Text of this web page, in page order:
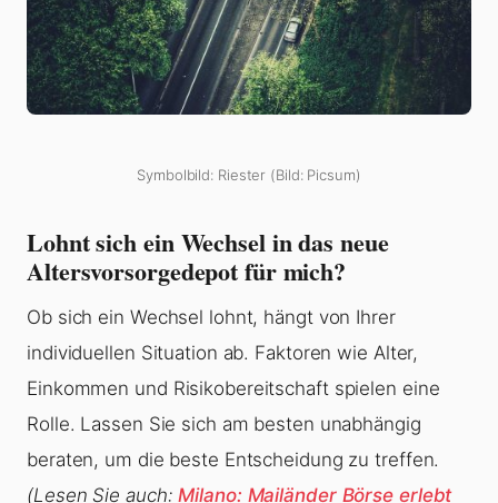
Symbolbild: Riester (Bild: Picsum)
Lohnt sich ein Wechsel in das neue
Altersvorsorgedepot für mich?
Ob sich ein Wechsel lohnt, hängt von Ihrer
individuellen Situation ab. Faktoren wie Alter,
Einkommen und Risikobereitschaft spielen eine
Rolle. Lassen Sie sich am besten unabhängig
beraten, um die beste Entscheidung zu treffen.
(Lesen Sie auch:Milano: Mailänder Börse erlebt